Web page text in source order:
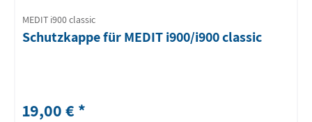
MEDIT i900 classic
Schutzkappe für MEDIT i900/i900 classic
19,00 € *